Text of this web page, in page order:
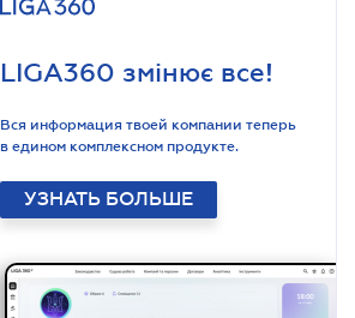
LIGA360 змінює все!
Вся информация твоей компании теперь
в едином комплексном продукте.
УЗНАТЬ БОЛЬШЕ